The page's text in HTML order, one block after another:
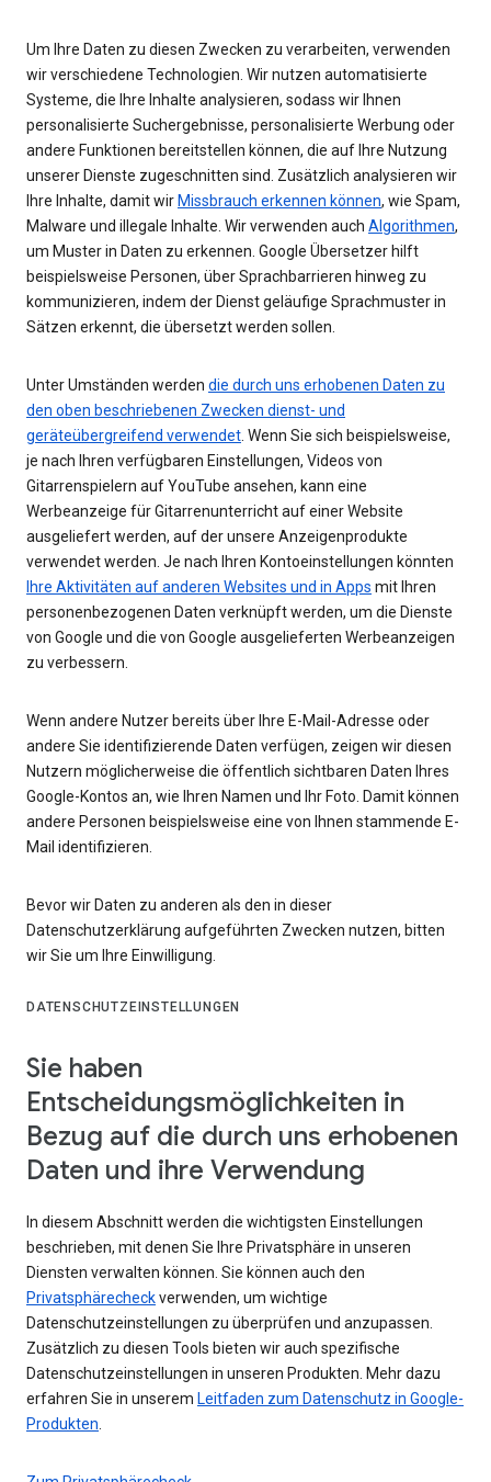
Um Ihre Daten zu diesen Zwecken zu verarbeiten, verwenden
wir verschiedene Technologien. Wir nutzen automatisierte
Systeme, die Ihre Inhalte analysieren, sodass wir Ihnen
personalisierte Suchergebnisse, personalisierte Werbung oder
andere Funktionen bereitstellen können, die auf Ihre Nutzung
unserer Dienste zugeschnitten sind. Zusätzlich analysieren wir
Ihre Inhalte, damit wir Missbrauch erkennen können, wie Spam,
Malware und illegale Inhalte. Wir verwenden auch Algorithmen,
um Muster in Daten zu erkennen. Google Übersetzer hilft
beispielsweise Personen, über Sprachbarrieren hinweg zu
kommunizieren, indem der Dienst geläufige Sprachmuster in
Sätzen erkennt, die übersetzt werden sollen.
Unter Umständen werden die durch uns erhobenen Daten zu
den oben beschriebenen Zwecken dienst- und
geräteübergreifend verwendet . Wenn Sie sich beispielsweise,
je nach Ihren verfügbaren Einstellungen, Videos von
Gitarrenspielern auf YouTube ansehen, kann eine
Werbeanzeige für Gitarrenunterricht auf einer Website
ausgeliefert werden, auf der unsere Anzeigenprodukte
verwendet werden. Je nach Ihren Kontoeinstellungen könnten
Ihre Aktivitäten auf anderen Websites und in Apps mit Ihren
personenbezogenen Daten verknüpft werden, um die Dienste
von Google und die von Google ausgelieferten Werbeanzeigen
zu verbessern.
Wenn andere Nutzer bereits über Ihre E-Mail-Adresse oder
andere Sie identifizierende Daten verfügen, zeigen wir diesen
Nutzern möglicherweise die öffentlich sichtbaren Daten Ihres
Google-Kontos an, wie Ihren Namen und Ihr Foto. Damit können
andere Personen beispielsweise eine von Ihnen stammende E-
Mail identifizieren.
Bevor wir Daten zu anderen als den in dieser
Datenschutzerklärung aufgeführten Zwecken nutzen, bitten
wir Sie um Ihre Einwilligung.
DATENSCHUTZEINSTELLUNGEN
Sie haben
Entscheidungsmöglichkeiten in
Bezug auf die durch uns erhobenen
Daten und ihre Verwendung
In diesem Abschnitt werden die wichtigsten Einstellungen
beschrieben, mit denen Sie Ihre Privatsphäre in unseren
Diensten verwalten können. Sie können auch den
Privatsphärecheckverwenden, um wichtige
Datenschutzeinstellungen zu überprüfen und anzupassen.
Zusätzlich zu diesen Tools bieten wir auch spezifische
Datenschutzeinstellungen in unseren Produkten. Mehr dazu
erfahren Sie in unserem Leitfaden zum Datenschutz in Google-
Produkten